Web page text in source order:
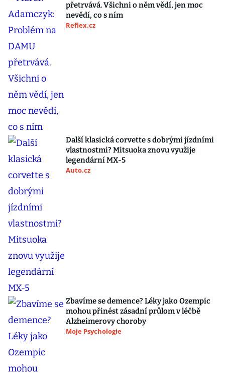
přetrvává. Všichni o něm vědí, jen moc
nevědí, co s ním
Reflex.cz
Další klasická corvette s dobrými jízdními
vlastnostmi? Mitsuoka znovu využije
legendární MX-5
Auto.cz
Zbavíme se demence? Léky jako Ozempic
mohou přinést zásadní průlom v léčbě
Alzheimerovy choroby
Moje Psychologie